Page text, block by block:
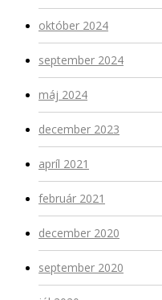
október 2024
september 2024
máj 2024
december 2023
apríl 2021
február 2021
december 2020
september 2020